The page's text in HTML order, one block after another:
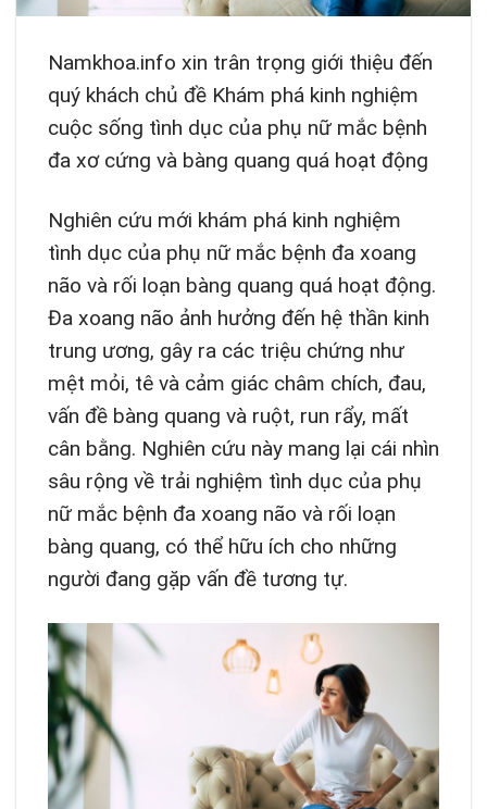
Namkhoa.info xin trân trọng giới thiệu đến
quý khách chủ đề Khám phá kinh nghiệm
cuộc sống tình dục của phụ nữ mắc bệnh
đa xơ cứng và bàng quang quá hoạt động
Nghiên cứu mới khám phá kinh nghiệm
tình dục của phụ nữ mắc bệnh đa xoang
não và rối loạn bàng quang quá hoạt động.
Đa xoang não ảnh hưởng đến hệ thần kinh
trung ương, gây ra các triệu chứng như
mệt mỏi, tê và cảm giác châm chích, đau,
vấn đề bàng quang và ruột, run rẩy, mất
cân bằng. Nghiên cứu này mang lại cái nhìn
sâu rộng về trải nghiệm tình dục của phụ
nữ mắc bệnh đa xoang não và rối loạn
bàng quang, có thể hữu ích cho những
người đang gặp vấn đề tương tự.